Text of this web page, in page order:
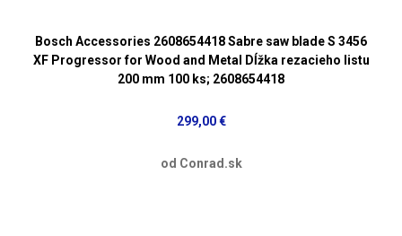
Bosch Accessories 2608654418 Sabre saw blade S 3456
XF Progressor for Wood and Metal Dĺžka rezacieho listu
200 mm 100 ks; 2608654418
299,00 €
od Conrad.sk